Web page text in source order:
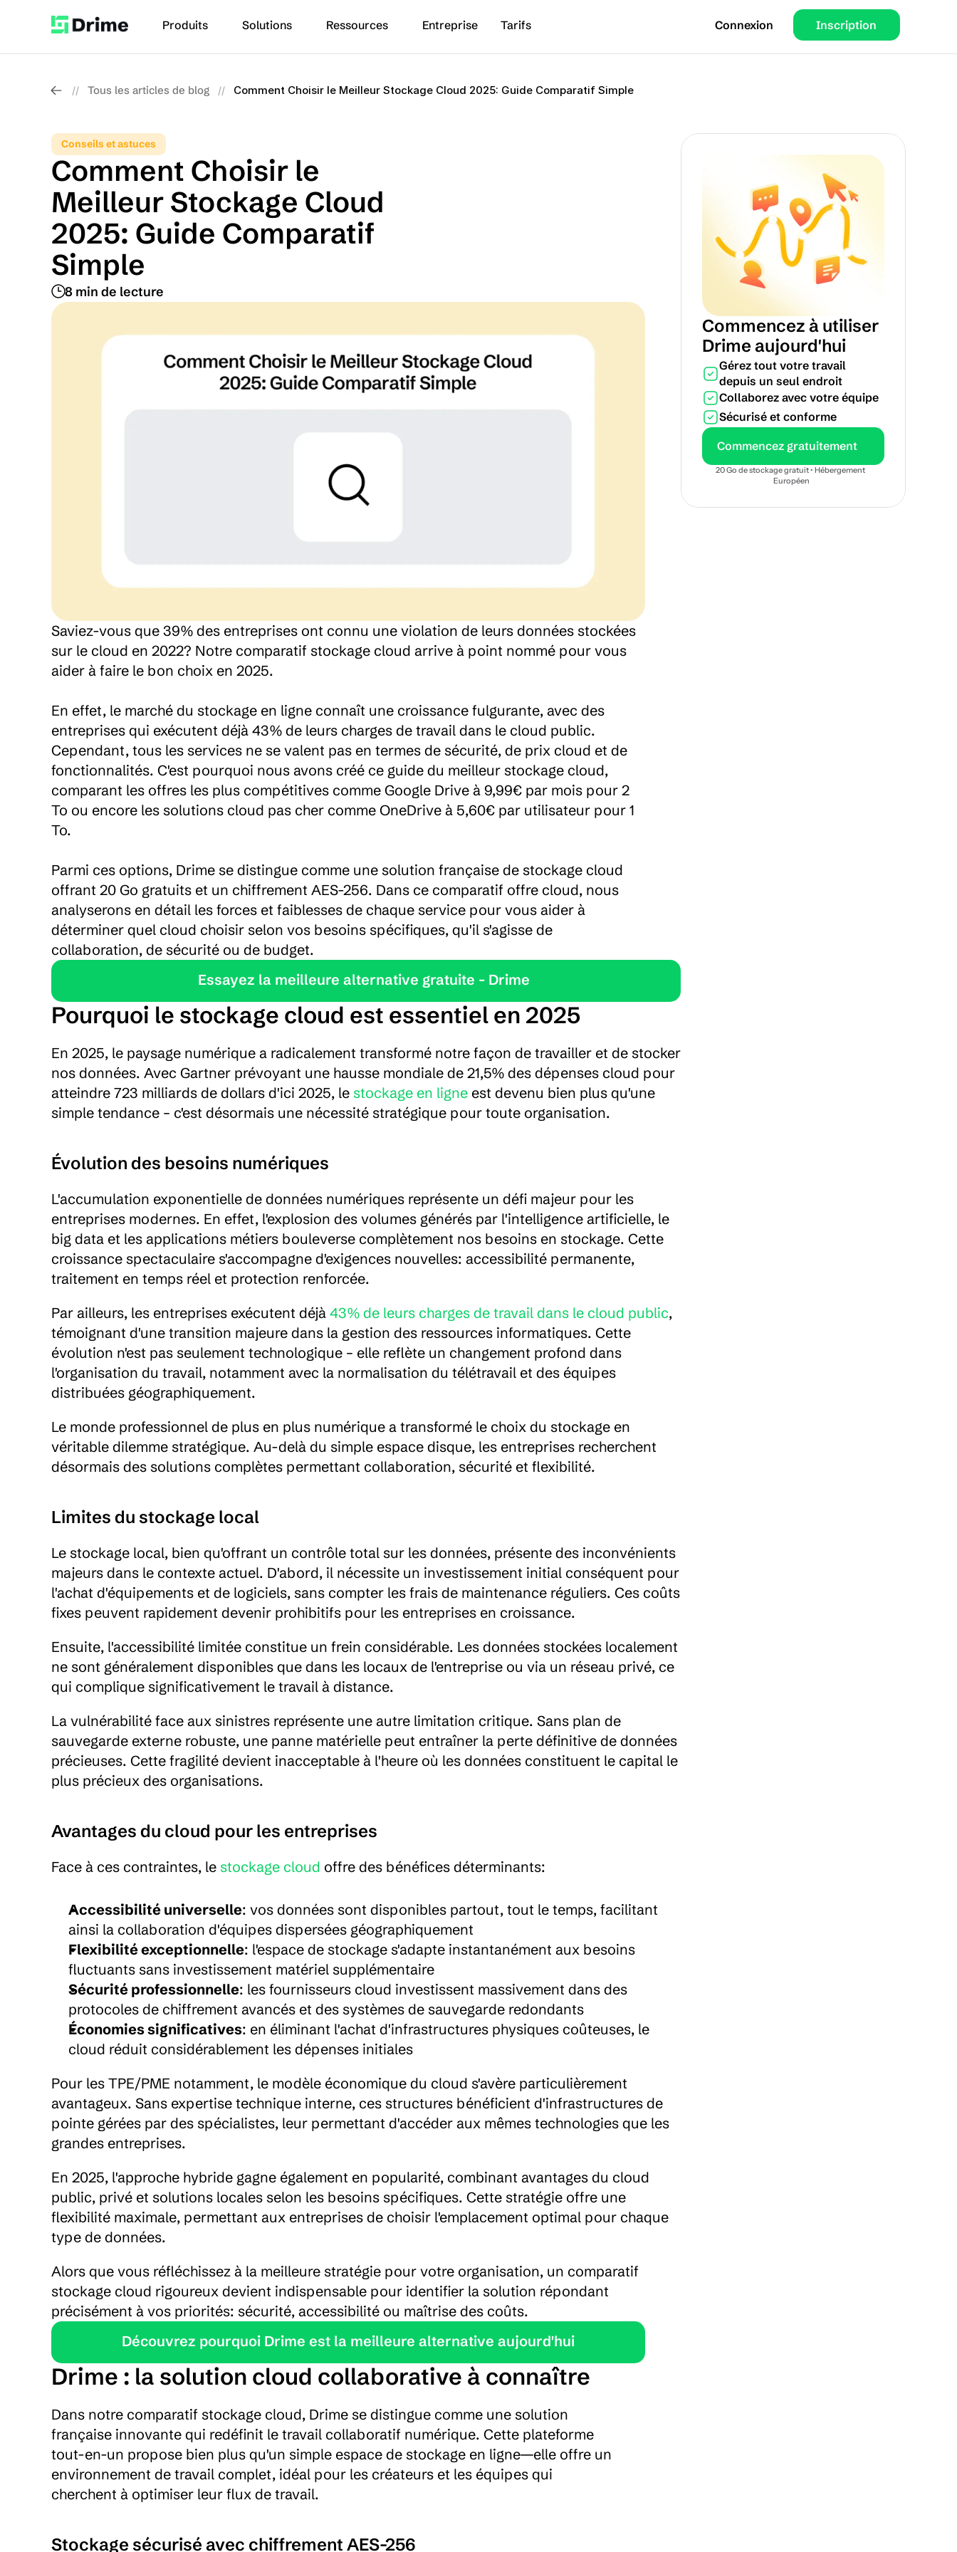
// Tous les articles de blog // Comment Choisir le Meilleur Stockage Cloud 2025: Guide Comparatif Simple
Conseils et astuces
Comment Choisir le
Meilleur Stockage Cloud
2025: Guide Comparatif
Simple
8 min de lecture
Saviez-vous que 39% des entreprises ont connu une violation de leurs données stockées
sur le cloud en 2022? Notre comparatif stockage cloud arrive à point nommé pour vous
aider à faire le bon choix en 2025.
En effet, le marché du stockage en ligne connaît une croissance fulgurante, avec des
entreprises qui exécutent déjà 43% de leurs charges de travail dans le cloud public.
Cependant, tous les services ne se valent pas en termes de sécurité, de prix cloud et de
fonctionnalités. C'est pourquoi nous avons créé ce guide du meilleur stockage cloud,
comparant les offres les plus compétitives comme Google Drive à 9,99€ par mois pour 2
To ou encore les solutions cloud pas cher comme OneDrive à 5,60€ par utilisateur pour 1
To.
Parmi ces options, Drime se distingue comme une solution française de stockage cloud
offrant 20 Go gratuits et un chiffrement AES-256. Dans ce comparatif offre cloud, nous
analyserons en détail les forces et faiblesses de chaque service pour vous aider à
déterminer quel cloud choisir selon vos besoins spécifiques, qu'il s'agisse de
collaboration, de sécurité ou de budget.
    Essayez la meilleure alternative gratuite - Drime
Pourquoi le stockage cloud est essentiel en 2025
En 2025, le paysage numérique a radicalement transformé notre façon de travailler et de stocker
nos données. Avec Gartner prévoyant une hausse mondiale de 21,5% des dépenses cloud pour
atteindre 723 milliards de dollars d'ici 2025, le stockage en ligne est devenu bien plus qu'une
simple tendance – c'est désormais une nécessité stratégique pour toute organisation.
Évolution des besoins numériques
L'accumulation exponentielle de données numériques représente un défi majeur pour les
entreprises modernes. En effet, l'explosion des volumes générés par l'intelligence artificielle, le
big data et les applications métiers bouleverse complètement nos besoins en stockage. Cette
croissance spectaculaire s'accompagne d'exigences nouvelles: accessibilité permanente,
traitement en temps réel et protection renforcée.
Par ailleurs, les entreprises exécutent déjà 43% de leurs charges de travail dans le cloud public,
témoignant d'une transition majeure dans la gestion des ressources informatiques. Cette
évolution n'est pas seulement technologique – elle reflète un changement profond dans
l'organisation du travail, notamment avec la normalisation du télétravail et des équipes
distribuées géographiquement.
Le monde professionnel de plus en plus numérique a transformé le choix du stockage en
véritable dilemme stratégique. Au-delà du simple espace disque, les entreprises recherchent
désormais des solutions complètes permettant collaboration, sécurité et flexibilité.
Limites du stockage local
Le stockage local, bien qu'offrant un contrôle total sur les données, présente des inconvénients
majeurs dans le contexte actuel. D'abord, il nécessite un investissement initial conséquent pour
l'achat d'équipements et de logiciels, sans compter les frais de maintenance réguliers. Ces coûts
fixes peuvent rapidement devenir prohibitifs pour les entreprises en croissance.
Ensuite, l'accessibilité limitée constitue un frein considérable. Les données stockées localement
ne sont généralement disponibles que dans les locaux de l'entreprise ou via un réseau privé, ce
qui complique significativement le travail à distance.
La vulnérabilité face aux sinistres représente une autre limitation critique. Sans plan de
sauvegarde externe robuste, une panne matérielle peut entraîner la perte définitive de données
précieuses. Cette fragilité devient inacceptable à l'heure où les données constituent le capital le
plus précieux des organisations.
Avantages du cloud pour les entreprises
Face à ces contraintes, le stockage cloud offre des bénéfices déterminants:
Accessibilité universelle: vos données sont disponibles partout, tout le temps, facilitant
ainsi la collaboration d'équipes dispersées géographiquement
Flexibilité exceptionnelle: l'espace de stockage s'adapte instantanément aux besoins
fluctuants sans investissement matériel supplémentaire
Sécurité professionnelle: les fournisseurs cloud investissent massivement dans des
protocoles de chiffrement avancés et des systèmes de sauvegarde redondants
Économies significatives: en éliminant l'achat d'infrastructures physiques coûteuses, le
cloud réduit considérablement les dépenses initiales
Pour les TPE/PME notamment, le modèle économique du cloud s'avère particulièrement
avantageux. Sans expertise technique interne, ces structures bénéficient d'infrastructures de
pointe gérées par des spécialistes, leur permettant d'accéder aux mêmes technologies que les
grandes entreprises.
En 2025, l'approche hybride gagne également en popularité, combinant avantages du cloud
public, privé et solutions locales selon les besoins spécifiques. Cette stratégie offre une
flexibilité maximale, permettant aux entreprises de choisir l'emplacement optimal pour chaque
type de données.
Alors que vous réfléchissez à la meilleure stratégie pour votre organisation, un comparatif
stockage cloud rigoureux devient indispensable pour identifier la solution répondant
précisément à vos priorités: sécurité, accessibilité ou maîtrise des coûts.
Découvrez pourquoi Drime est la meilleure alternative aujourd'hui
Drime : la solution cloud collaborative à connaître
Dans notre comparatif stockage cloud, Drime se distingue comme une solution
française innovante qui redéfinit le travail collaboratif numérique. Cette plateforme
tout-en-un propose bien plus qu'un simple espace de stockage en ligne—elle offre un
environnement de travail complet, idéal pour les créateurs et les équipes qui
cherchent à optimiser leur flux de travail.
Stockage sécurisé avec chiffrement AES-256
Commencez à utiliser
Drime aujourd'hui
Gérez tout votre travail
depuis un seul endroit
Collaborez avec votre équipe
Sécurisé et conforme
Commencez gratuitement
20 Go de stockage gratuit • Hébergement
Européen
Produits Solutions Ressources Entreprise Tarifs Connexion Inscription